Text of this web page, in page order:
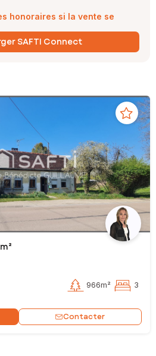
honoraires si la vente se
SAFTI Connect
966m² 3
Contacter